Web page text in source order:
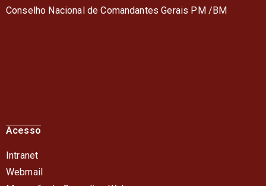
Conselho Nacional de Comandantes Gerais PM /BM
Acesso
Intranet
Webmail